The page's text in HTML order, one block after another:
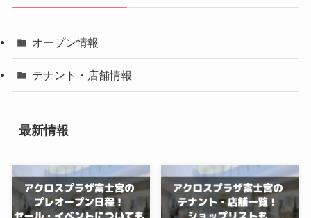
オープン情報
テナント・店舗情報
最新情報